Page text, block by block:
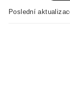
Poslední